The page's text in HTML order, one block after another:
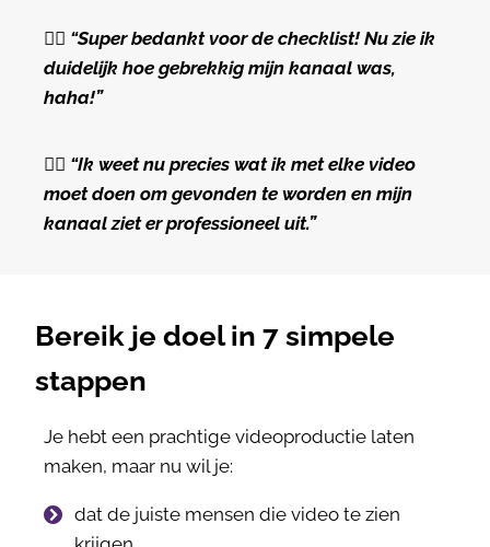
👍🏻 “Super bedankt voor de checklist! Nu zie ik
duidelijk hoe gebrekkig mijn kanaal was,
haha!”
👍🏻 “Ik weet nu precies wat ik met elke video
moet doen om gevonden te worden en mijn
kanaal ziet er professioneel uit.”
Bereik je doel in 7 simpele
stappen
Je hebt een prachtige videoproductie laten
maken, maar nu wil je:
dat de juiste mensen die video te zien